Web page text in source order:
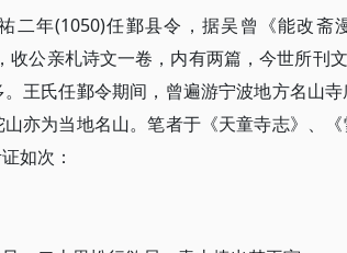
二年(1050)任鄞县令，据吴曾《能改斋
收公亲札诗文一卷，内有两篇，今世所
王氏任鄞令期间，曾遍游宁波地方名山寺
亦为当地名山。笔者于《天童寺志》、
如次：